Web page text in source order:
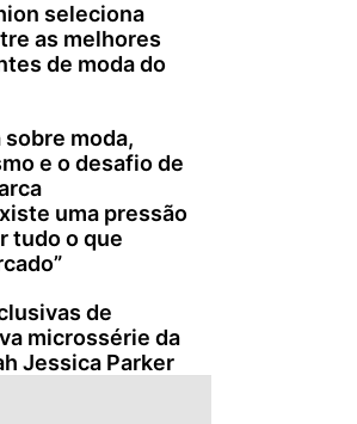
seleciona
as melhores
de moda do
moda,
e o desafio de
uma pressão
tudo o que
de
microssérie da
Jessica Parker